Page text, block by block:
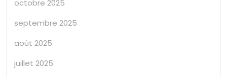
octobre 2025
septembre 2025
août 2025
juillet 2025